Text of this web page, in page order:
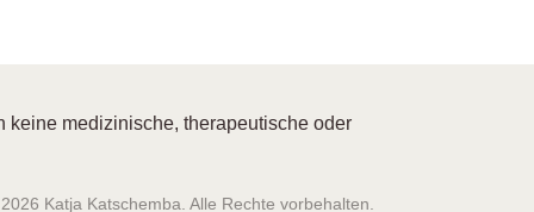
medizinische, therapeutische oder
Katja Katschemba. Alle Rechte vorbehalten.